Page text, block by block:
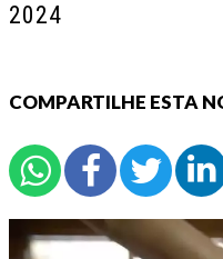
2024
COMPARTILHE ESTA